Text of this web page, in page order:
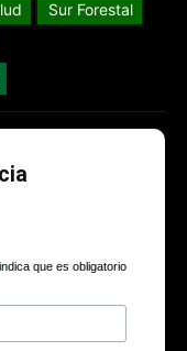
Sur Forestal
indica que es obligatorio